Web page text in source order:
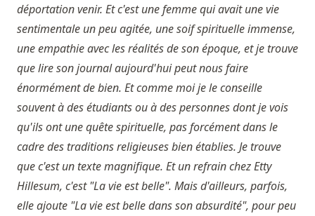
déportation venir. Et c'est une femme qui avait une vie
sentimentale un peu agitée, une soif spirituelle immense,
une empathie avec les réalités de son époque, et je trouve
que lire son journal aujourd'hui peut nous faire
énormément de bien. Et comme moi je le conseille
souvent à des étudiants ou à des personnes dont je vois
qu'ils ont une quête spirituelle, pas forcément dans le
cadre des traditions religieuses bien établies. Je trouve
que c'est un texte magnifique. Et un refrain chez Etty
Hillesum, c'est "La vie est belle". Mais d'ailleurs, parfois,
elle ajoute "La vie est belle dans son absurdité", pour peu